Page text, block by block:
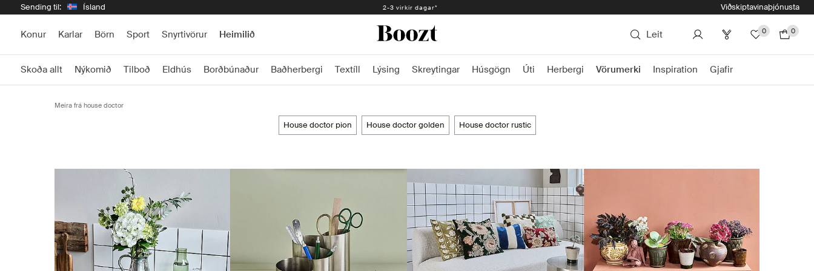
Sending til: Ísland Auðveld skil 30 dagar - 2.300 kr Viðskiptavinaþjónusta
Konur Karlar Börn Sport Snyrtivörur Heimilið Leit 0 0
Skoða allt Nýkomið Tilboð Eldhús Borðbúnaður Baðherbergi Textíll Lýsing Skreytingar Húsgögn Úti Herbergi Vörumerki Inspiration Gjafir
Meira frá house doctor
house doctor pion house doctor golden house doctor rustic